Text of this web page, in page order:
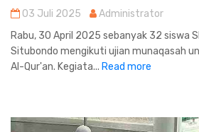
03 Juli 2025
Administrator
Rabu, 30 April 2025 sebanyak 32 siswa
Situbondo mengikuti ujian munaqasah
Al-Qur'an. Kegiata... Read more